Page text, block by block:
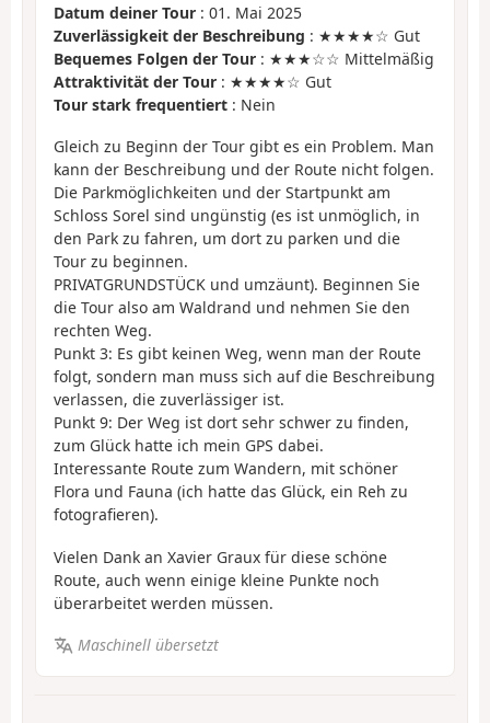
Datum deiner Tour : 01. Mai 2025
Zuverlässigkeit der Beschreibung : ★★★★☆ Gut
Bequemes Folgen der Tour : ★★★☆☆ Mittelmäßig
Attraktivität der Tour : ★★★★☆ Gut
Tour stark frequentiert : Nein
Gleich zu Beginn der Tour gibt es ein Problem. Man
kann der Beschreibung und der Route nicht folgen.
Die Parkmöglichkeiten und der Startpunkt am
Schloss Sorel sind ungünstig (es ist unmöglich, in
den Park zu fahren, um dort zu parken und die
Tour zu beginnen.
PRIVATGRUNDSTÜCK und umzäunt). Beginnen Sie
die Tour also am Waldrand und nehmen Sie den
rechten Weg.
Punkt 3: Es gibt keinen Weg, wenn man der Route
folgt, sondern man muss sich auf die Beschreibung
verlassen, die zuverlässiger ist.
Punkt 9: Der Weg ist dort sehr schwer zu finden,
zum Glück hatte ich mein GPS dabei.
Interessante Route zum Wandern, mit schöner
Flora und Fauna (ich hatte das Glück, ein Reh zu
fotografieren).
Vielen Dank an Xavier Graux für diese schöne
Route, auch wenn einige kleine Punkte noch
überarbeitet werden müssen.
Maschinell übersetzt